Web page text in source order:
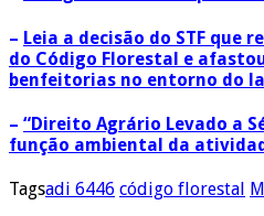
– Leia a decisão do STF que
do Código Florestal e
benfeitorias no entorno do
– “Direito Agrário Levado a
função ambiental da
Tagsadi 6446 código florestal